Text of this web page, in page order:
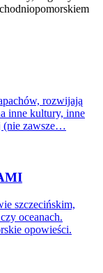
rozwijają
inne kultury, inne
(nie zawsze…
szczecińskim,
oceanach.
opowieści.